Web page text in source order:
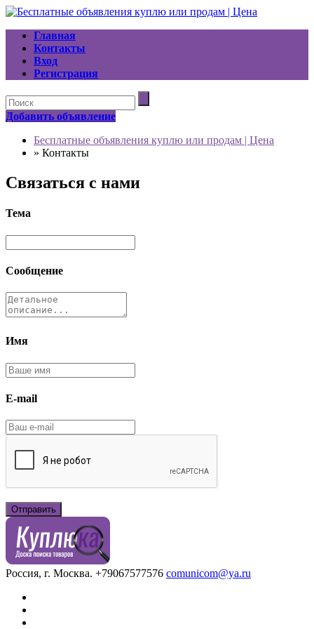
Главная
Контакты
Вход
Регистрация
Добавить объявление
Бесплатные объявления куплю или продам | Цена
» Контакты
Связаться с нами
Тема
Сообщение
Имя
E-mail
Россия, г. Москва. +79067577576 comunicom@ya.ru